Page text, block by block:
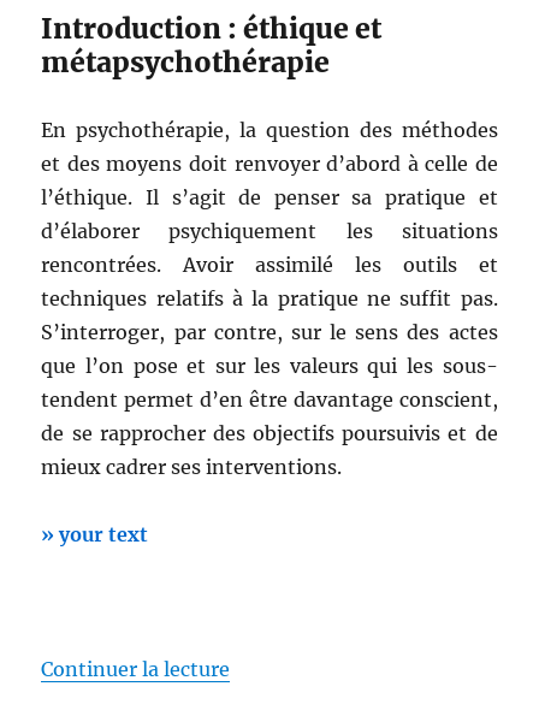
Introduction : éthique et
métapsychothérapie
En psychothérapie, la question des méthodes
et des moyens doit renvoyer d’abord à celle de
l’éthique. Il s’agit de penser sa pratique et
d’élaborer psychiquement les situations
rencontrées. Avoir assimilé les outils et
techniques relatifs à la pratique ne suffit pas.
S’interroger, par contre, sur le sens des actes
que l’on pose et sur les valeurs qui les sous-
tendent permet d’en être davantage conscient,
de se rapprocher des objectifs poursuivis et de
mieux cadrer ses interventions.
» your text
Continuer la lecture